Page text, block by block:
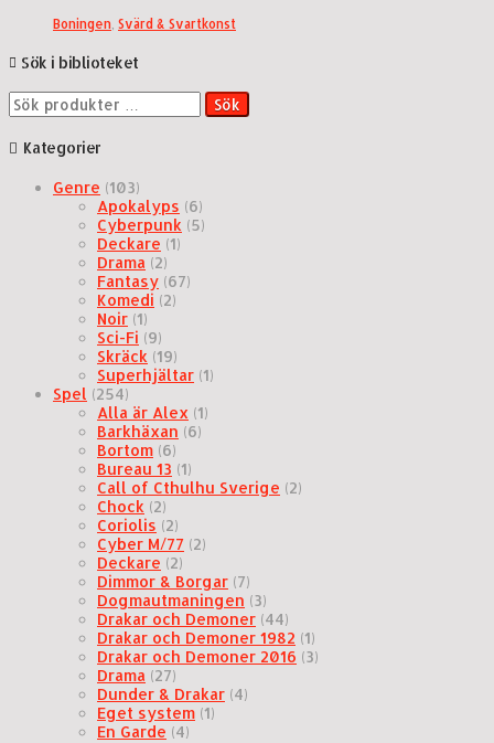
Boningen, Svärd & Svartkonst
Sök i biblioteket
Sök
efter:
Sök
Kategorier
Genre (103)
Apokalyps (6)
Cyberpunk (5)
Deckare (1)
Drama (2)
Fantasy (67)
Komedi (2)
Noir (1)
Sci-Fi (9)
Skräck (19)
Superhjältar (1)
Spel (254)
Alla är Alex (1)
Barkhäxan (6)
Bortom (6)
Bureau 13 (1)
Call of Cthulhu Sverige (2)
Chock (2)
Coriolis (2)
Cyber M/77 (2)
Deckare (2)
Dimmor & Borgar (7)
Dogmautmaningen (3)
Drakar och Demoner (44)
Drakar och Demoner 1982 (1)
Drakar och Demoner 2016 (3)
Drama (27)
Dunder & Drakar (4)
Eget system (1)
En Garde (4)